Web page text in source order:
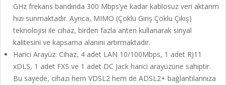
GHz frekans bandında 300 Mbps’ye kadar kablosuz veri aktarım
hızı sunmaktadır. Ayrıca, MIMO (Çoklu Giriş Çoklu Çıkış)
teknolojisi ile cihaz, birden fazla anten kullanarak sinyal
kalitesini ve kapsama alanını artırmaktadır.
Harici Arayüz: Cihaz, 4 adet LAN 10/100Mbps, 1 adet RJ11
xDLS, 1 adet FXS ve 1 adet DC Jack harici arayüzüne sahiptir.
Bu sayede, cihazı hem VDSL2 hem de ADSL2+ bağlantılarınıza